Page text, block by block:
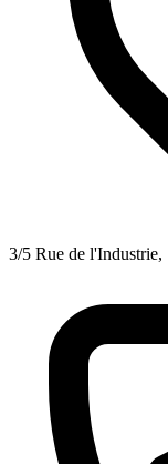
3/5 Rue de